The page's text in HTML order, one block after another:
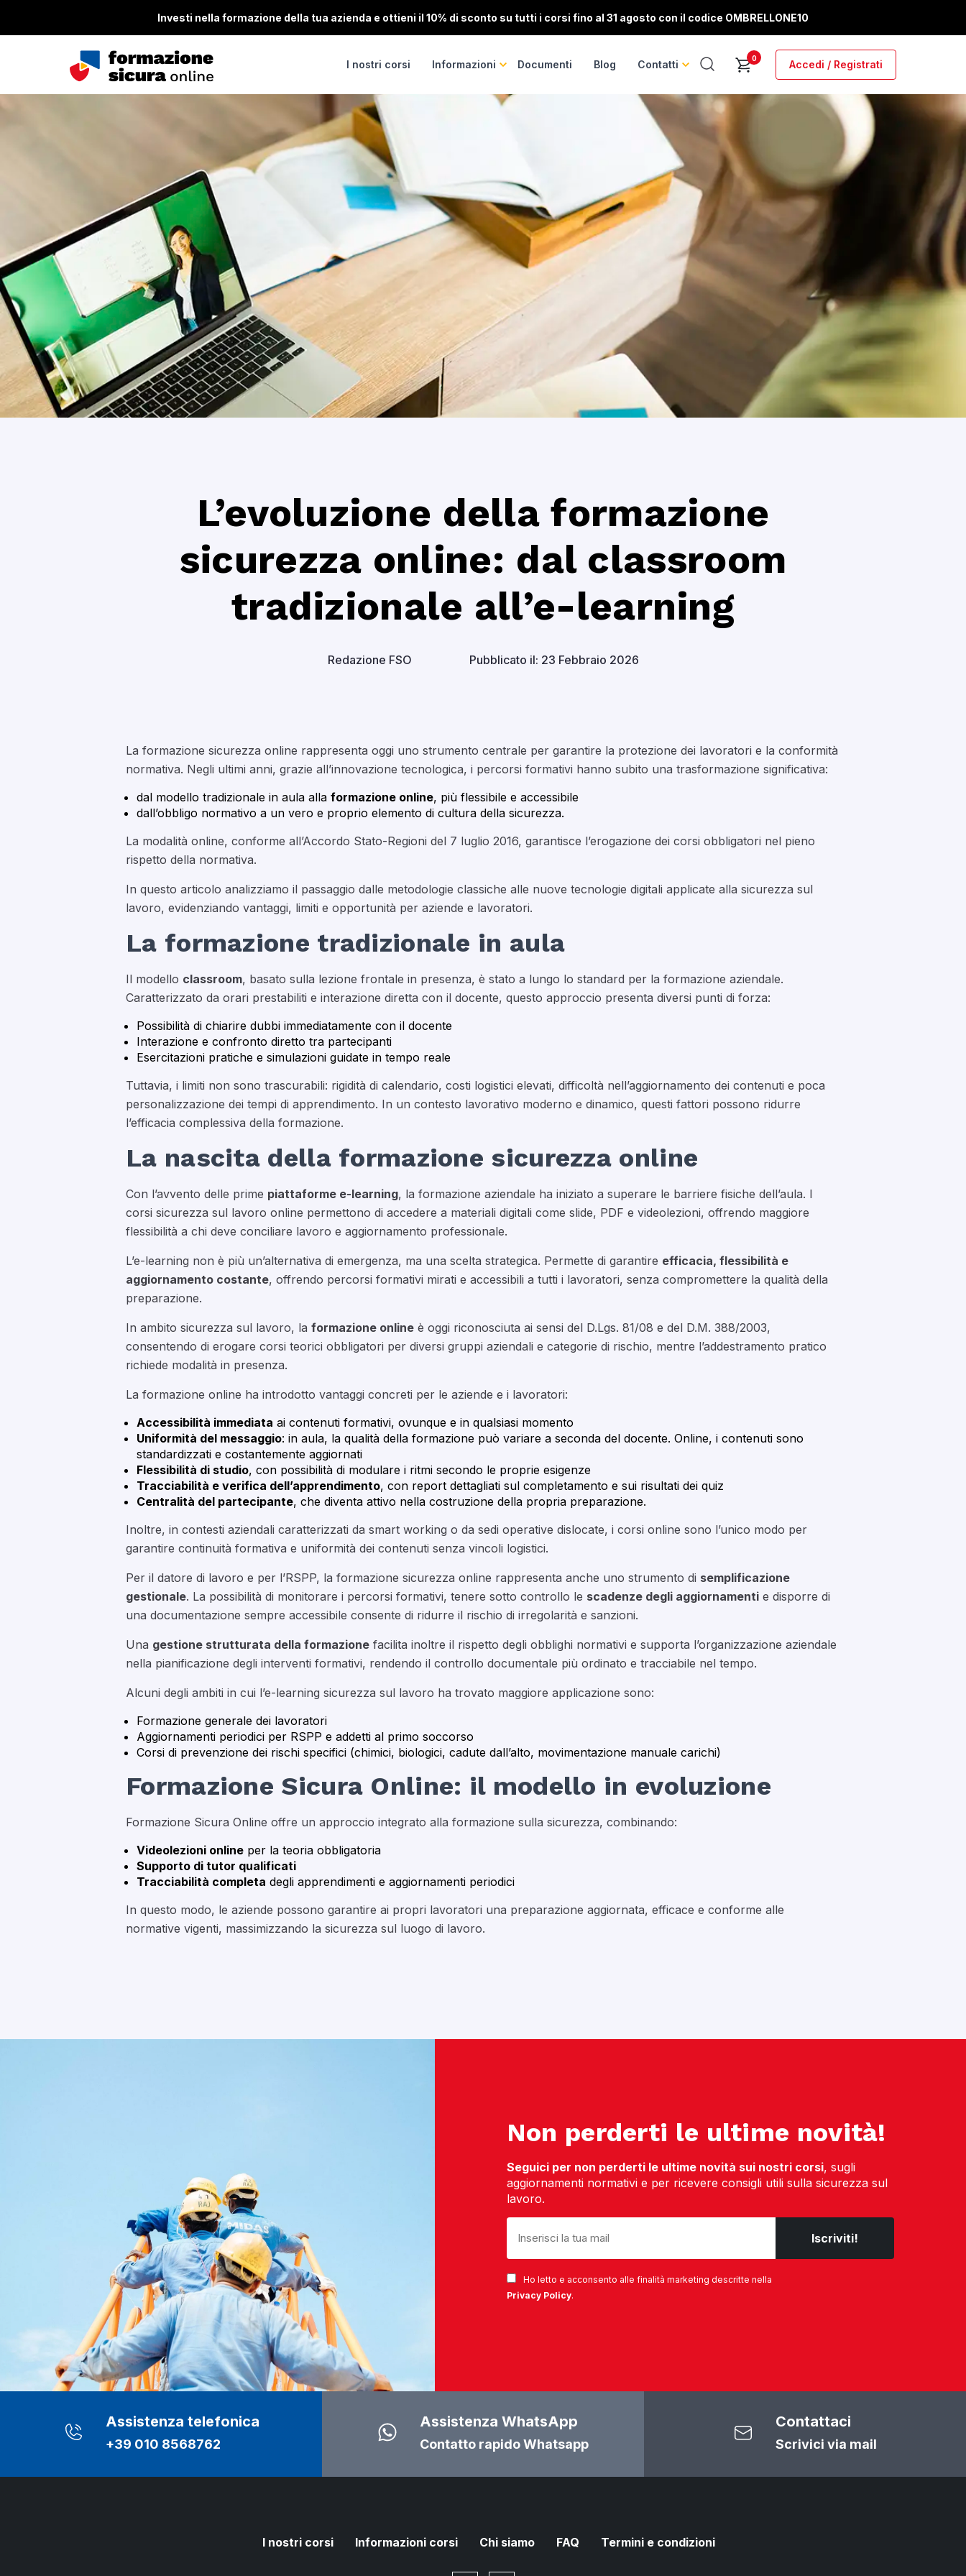
Investi nella formazione della tua azienda e ottieni il 10% di sconto su tutti i corsi fino al 31 agosto con il codice OMBRELLONE10
I nostri corsi Informazioni Documenti Blog Contatti 0 Accedi / Registrati
L’evoluzione della formazione
sicurezza online: dal classroom
tradizionale all’e-learning
Redazione FSO Pubblicato il: 23 Febbraio 2026
La formazione sicurezza online rappresenta oggi uno strumento centrale per garantire la protezione dei lavoratori e la conformità
normativa. Negli ultimi anni, grazie all’innovazione tecnologica, i percorsi formativi hanno subito una trasformazione significativa:
dal modello tradizionale in aula alla formazione online, più flessibile e accessibile
dall’obbligo normativo a un vero e proprio elemento di cultura della sicurezza.
La modalità online, conforme all’Accordo Stato-Regioni del 7 luglio 2016, garantisce l’erogazione dei corsi obbligatori nel pieno
rispetto della normativa.
In questo articolo analizziamo il passaggio dalle metodologie classiche alle nuove tecnologie digitali applicate alla sicurezza sul
lavoro, evidenziando vantaggi, limiti e opportunità per aziende e lavoratori.
La formazione tradizionale in aula
Il modello classroom, basato sulla lezione frontale in presenza, è stato a lungo lo standard per la formazione aziendale.
Caratterizzato da orari prestabiliti e interazione diretta con il docente, questo approccio presenta diversi punti di forza:
Possibilità di chiarire dubbi immediatamente con il docente
Interazione e confronto diretto tra partecipanti
Esercitazioni pratiche e simulazioni guidate in tempo reale
Tuttavia, i limiti non sono trascurabili: rigidità di calendario, costi logistici elevati, difficoltà nell’aggiornamento dei contenuti e poca
personalizzazione dei tempi di apprendimento. In un contesto lavorativo moderno e dinamico, questi fattori possono ridurre
l’efficacia complessiva della formazione.
La nascita della formazione sicurezza online
Con l’avvento delle prime piattaforme e-learning, la formazione aziendale ha iniziato a superare le barriere fisiche dell’aula. I
corsi sicurezza sul lavoro online permettono di accedere a materiali digitali come slide, PDF e videolezioni, offrendo maggiore
flessibilità a chi deve conciliare lavoro e aggiornamento professionale.
L’e-learning non è più un’alternativa di emergenza, ma una scelta strategica. Permette di garantire efficacia, flessibilità e
aggiornamento costante, offrendo percorsi formativi mirati e accessibili a tutti i lavoratori, senza compromettere la qualità della
preparazione.
In ambito sicurezza sul lavoro, la formazione online è oggi riconosciuta ai sensi del D.Lgs. 81/08 e del D.M. 388/2003,
consentendo di erogare corsi teorici obbligatori per diversi gruppi aziendali e categorie di rischio, mentre l’addestramento pratico
richiede modalità in presenza.
La formazione online ha introdotto vantaggi concreti per le aziende e i lavoratori:
Accessibilità immediata ai contenuti formativi, ovunque e in qualsiasi momento
Uniformità del messaggio: in aula, la qualità della formazione può variare a seconda del docente. Online, i contenuti sono
standardizzati e costantemente aggiornati
Flessibilità di studio, con possibilità di modulare i ritmi secondo le proprie esigenze
Tracciabilità e verifica dell’apprendimento, con report dettagliati sul completamento e sui risultati dei quiz
Centralità del partecipante, che diventa attivo nella costruzione della propria preparazione.
Inoltre, in contesti aziendali caratterizzati da smart working o da sedi operative dislocate, i corsi online sono l’unico modo per
garantire continuità formativa e uniformità dei contenuti senza vincoli logistici.
Per il datore di lavoro e per l’RSPP, la formazione sicurezza online rappresenta anche uno strumento di semplificazione
gestionale. La possibilità di monitorare i percorsi formativi, tenere sotto controllo le scadenze degli aggiornamenti e disporre di
una documentazione sempre accessibile consente di ridurre il rischio di irregolarità e sanzioni.
Una gestione strutturata della formazione facilita inoltre il rispetto degli obblighi normativi e supporta l’organizzazione aziendale
nella pianificazione degli interventi formativi, rendendo il controllo documentale più ordinato e tracciabile nel tempo.
Alcuni degli ambiti in cui l’e-learning sicurezza sul lavoro ha trovato maggiore applicazione sono:
Formazione generale dei lavoratori
Aggiornamenti periodici per RSPP e addetti al primo soccorso
Corsi di prevenzione dei rischi specifici (chimici, biologici, cadute dall’alto, movimentazione manuale carichi)
Formazione Sicura Online: il modello in evoluzione
Formazione Sicura Online offre un approccio integrato alla formazione sulla sicurezza, combinando:
Videolezioni online per la teoria obbligatoria
Supporto di tutor qualificati
Tracciabilità completa degli apprendimenti e aggiornamenti periodici
In questo modo, le aziende possono garantire ai propri lavoratori una preparazione aggiornata, efficace e conforme alle
normative vigenti, massimizzando la sicurezza sul luogo di lavoro.
Non perderti le ultime novità!
Seguici per non perderti le ultime novità sui nostri corsi, sugli
aggiornamenti normativi e per ricevere consigli utili sulla sicurezza sul
lavoro.
Ho letto e acconsento alle finalità marketing descritte nella
Privacy Policy.
Assistenza telefonica
+39 010 8568762
Assistenza WhatsApp
Contatto rapido Whatsapp
Contattaci
Scrivici via mail
I nostri corsi Informazioni corsi Chi siamo FAQ Termini e condizioni